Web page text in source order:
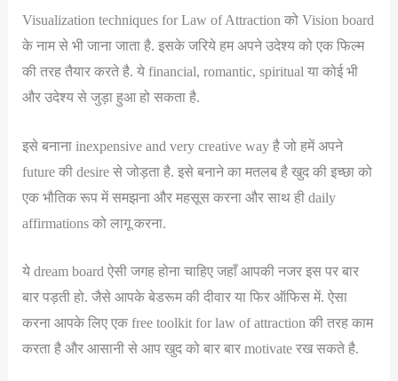
Visualization techniques for Law of Attraction को Vision board
के नाम से भी जाना जाता है. इसके जरिये हम अपने उदेश्य को एक फिल्म
की तरह तैयार करते है. ये financial, romantic, spiritual या कोई भी
और उदेश्य से जुड़ा हुआ हो सकता है.
इसे बनाना inexpensive and very creative way है जो हमें अपने
future की desire से जोड़ता है. इसे बनाने का मतलब है खुद की इच्छा को
एक भौतिक रूप में समझना और महसूस करना और साथ ही daily
affirmations को लागू करना.
ये dream board ऐसी जगह होना चाहिए जहाँ आपकी नजर इस पर बार
बार पड़ती हो. जैसे आपके बेडरूम की दीवार या फिर ऑफिस में. ऐसा
करना आपके लिए एक free toolkit for law of attraction की तरह काम
करता है और आसानी से आप खुद को बार बार motivate रख सकते है.